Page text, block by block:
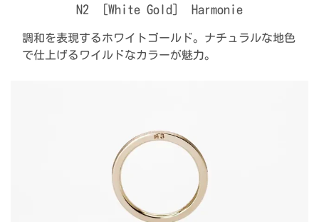
N2 ［White Gold］ Harmonie
調和を表現するホワイトゴールド。ナチュラルな地色
で仕上げるワイルドなカラーが魅力。